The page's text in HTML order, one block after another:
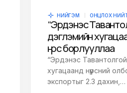
НИЙГЭМ ОНЦЛОХ
“Эрдэнэс
дэглэмийн
нүүрс борлууллаа
“Эрдэнэс
хугацаанд нүүрсний
экспортыг 2.3 дахин,…